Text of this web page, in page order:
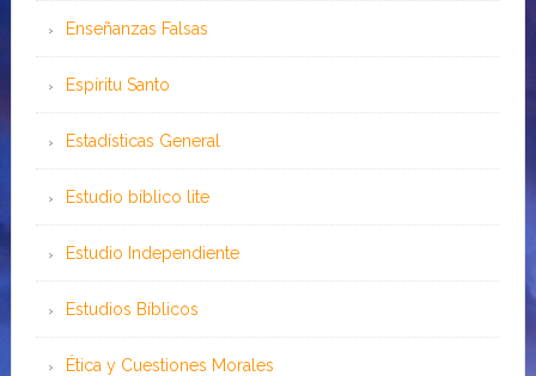
Enseñanzas Falsas
Espíritu Santo
Estadísticas General
Estudio bíblico lite
Estudio Independiente
Estudios Bíblicos
Ética y Cuestiones Morales